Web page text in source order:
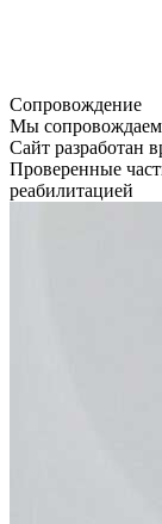
Сопровождение
Мы сопровождаем
Сайт разработан
Проверенные
реабилитацией